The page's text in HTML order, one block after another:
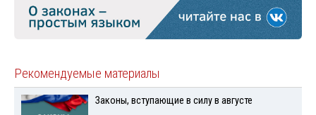
Рекомендуемые материалы
Законы, вступающие в силу в августе